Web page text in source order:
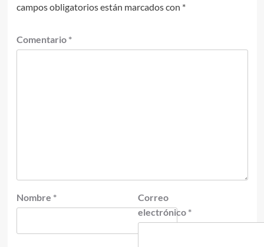
campos obligatorios están marcados con *
Comentario *
Nombre *
Correo
electrónico *